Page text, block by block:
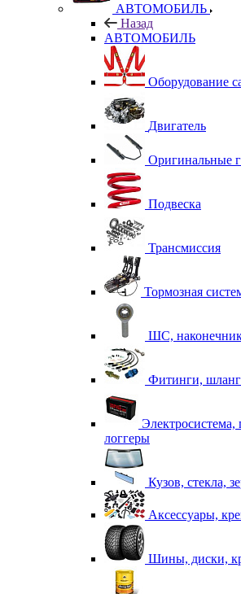
АВТОМОБИЛЬ
Назад
АВТОМОБИЛЬ
Оборудование
Двигатель
Оригинальные
Подвеска
Трансмиссия
Тормозная
ШС,
Фитинги,
Электросистема,
логгеры
Кузов, стекла,
Аксессуары,
Шины, диски,